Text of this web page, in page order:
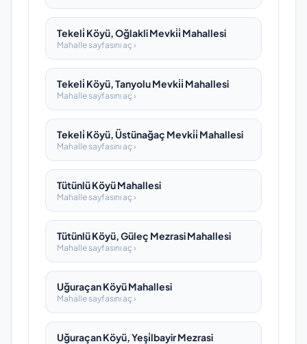
Tekeli̇ Köyü, Oğlakli Mevki̇i̇ Mahallesi
Mahalle sayfasını aç ›
Tekeli̇ Köyü, Tanyolu Mevki̇i̇ Mahallesi
Mahalle sayfasını aç ›
Tekeli̇ Köyü, Üstünağaç Mevki̇i̇ Mahallesi
Mahalle sayfasını aç ›
Tütünlü Köyü Mahallesi
Mahalle sayfasını aç ›
Tütünlü Köyü, Güleç Mezrasi Mahallesi
Mahalle sayfasını aç ›
Uğuraçan Köyü Mahallesi
Mahalle sayfasını aç ›
Uğuraçan Köyü, Yeşi̇lbayir Mezrasi